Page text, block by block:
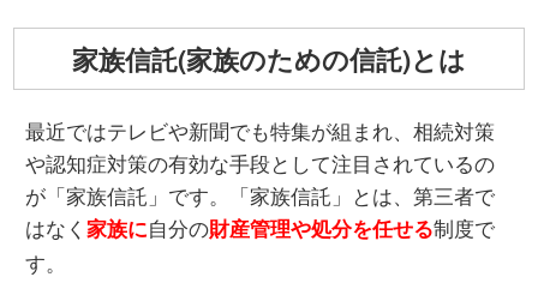
家族信託(家族のための信託)とは
最近ではテレビや新聞でも特集が組まれ、相続対策
や認知症対策の有効な手段として注目されているの
が「家族信託」です。「家族信託」とは、第三者で
はなく家族に自分の財産管理や処分を任せる制度で
す。